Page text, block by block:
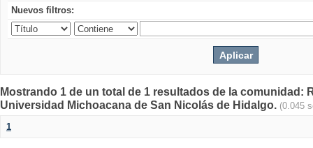
Nuevos filtros:
Mostrando 1 de un total de 1 resultados de la comunidad:
Universidad Michoacana de San Nicolás de Hidalgo. (0.045
1